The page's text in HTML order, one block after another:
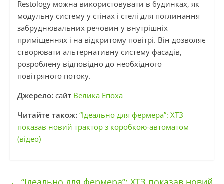
Restology можна використовувати в будинках, як
модульну систему у стінах і стелі для поглинання
забруднювальних речовин у внутрішніх
приміщеннях і на відкритому повітрі. Він дозволяє
створювати альтернативну систему фасадів,
розроблену відповідно до необхідного
повітряного потоку.
Джерело: сайт Велика Епоха
Читайте також: “Ідеально для фермера”: ХТЗ
показав новий трактор з коробкою-автоматом
(відео)
← “Ідеально для фермера”: ХТЗ показав новий